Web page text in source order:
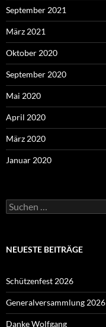
September 2021
März 2021
Oktober 2020
September 2020
Mai 2020
April 2020
März 2020
Januar 2020
Suchen
nach:
NEUESTE BEITRÄGE
Schützenfest 2026
Generalversammlung 2026
Danke Wolfgang